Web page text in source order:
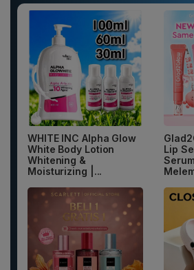
WHITE INC Alpha Glow
White Body Lotion
Whitening &
Moisturizing |...
Lip
Serum